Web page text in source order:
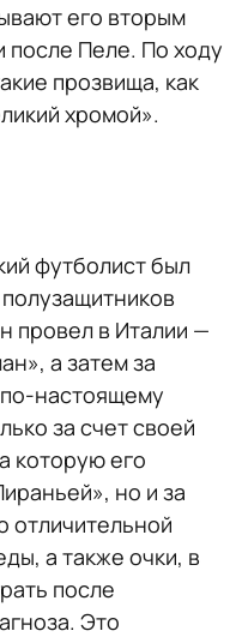
его вторым
после Пеле. По ходу
прозвища, как
хромой».
футболист был
провел в Италии —
а затем за
настоящему
за счет своей
которую его
но и за
отличительной
а также очки, в
после
Это